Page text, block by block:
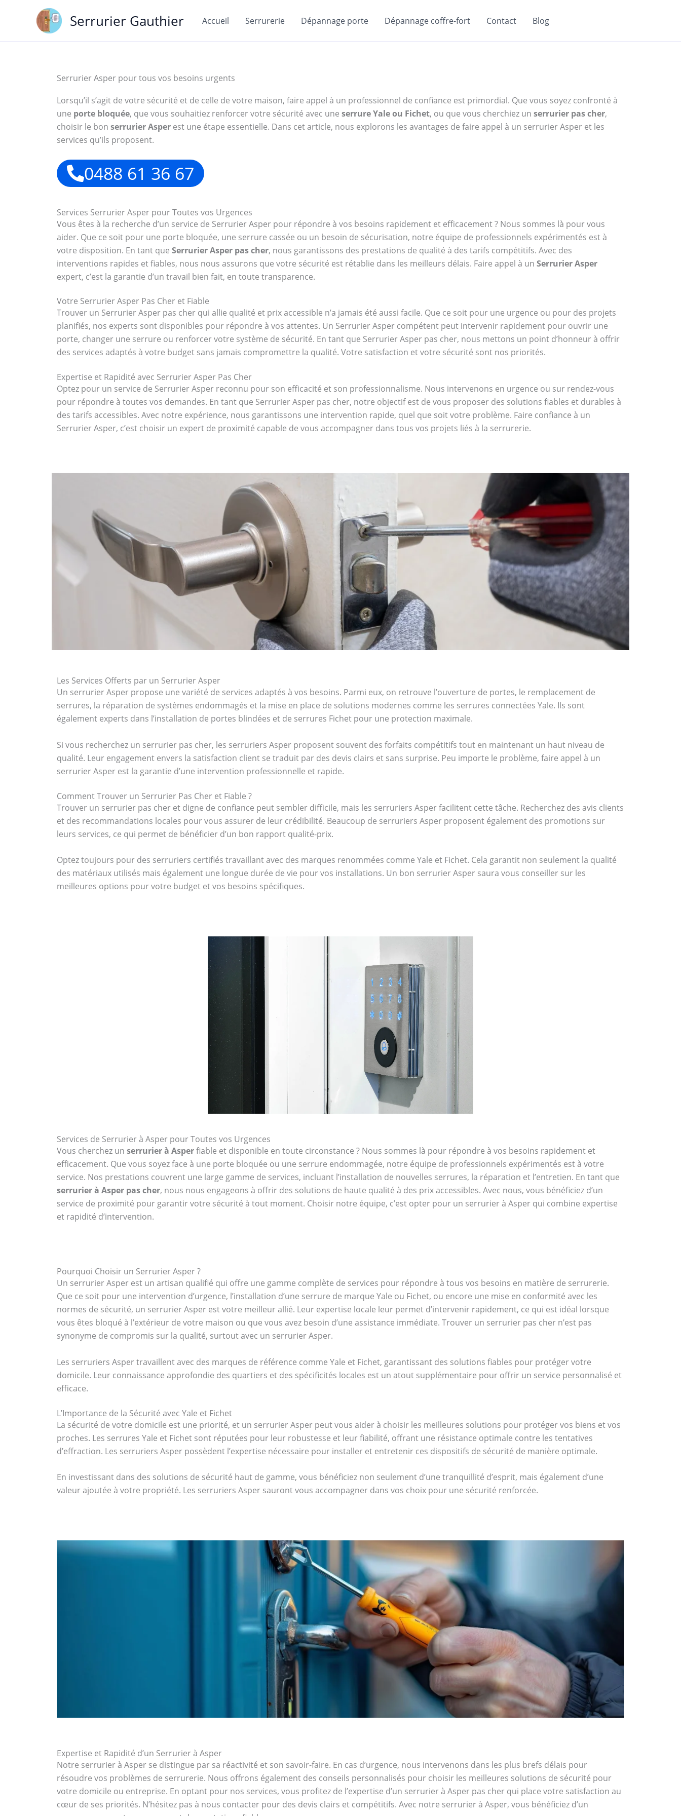
Serrurier Gauthier Accueil Serrurerie Dépannage porte Dépannage coffre-fort Contact Blog
Serrurier Asper pour tous vos besoins urgents
Lorsqu’il s’agit de votre sécurité et de celle de votre maison, faire appel à un professionnel de confiance est primordial. Que vous soyez confronté à
une porte bloquée, que vous souhaitiez renforcer votre sécurité avec une serrure Yale ou Fichet, ou que vous cherchiez un serrurier pas cher,
choisir le bon serrurier Asper est une étape essentielle. Dans cet article, nous explorons les avantages de faire appel à un serrurier Asper et les
services qu’ils proposent.
0488 61 36 67
Services Serrurier Asper pour Toutes vos Urgences
Vous êtes à la recherche d’un service de Serrurier Asper pour répondre à vos besoins rapidement et efficacement ? Nous sommes là pour vous
aider. Que ce soit pour une porte bloquée, une serrure cassée ou un besoin de sécurisation, notre équipe de professionnels expérimentés est à
votre disposition. En tant que Serrurier Asper pas cher, nous garantissons des prestations de qualité à des tarifs compétitifs. Avec des
interventions rapides et fiables, nous nous assurons que votre sécurité est rétablie dans les meilleurs délais. Faire appel à un Serrurier Asper
expert, c’est la garantie d’un travail bien fait, en toute transparence.
Votre Serrurier Asper Pas Cher et Fiable
Trouver un Serrurier Asper pas cher qui allie qualité et prix accessible n’a jamais été aussi facile. Que ce soit pour une urgence ou pour des projets
planifiés, nos experts sont disponibles pour répondre à vos attentes. Un Serrurier Asper compétent peut intervenir rapidement pour ouvrir une
porte, changer une serrure ou renforcer votre système de sécurité. En tant que Serrurier Asper pas cher, nous mettons un point d’honneur à offrir
des services adaptés à votre budget sans jamais compromettre la qualité. Votre satisfaction et votre sécurité sont nos priorités.
Expertise et Rapidité avec Serrurier Asper Pas Cher
Optez pour un service de Serrurier Asper reconnu pour son efficacité et son professionnalisme. Nous intervenons en urgence ou sur rendez-vous
pour répondre à toutes vos demandes. En tant que Serrurier Asper pas cher, notre objectif est de vous proposer des solutions fiables et durables à
des tarifs accessibles. Avec notre expérience, nous garantissons une intervention rapide, quel que soit votre problème. Faire confiance à un
Serrurier Asper, c’est choisir un expert de proximité capable de vous accompagner dans tous vos projets liés à la serrurerie.
Les Services Offerts par un Serrurier Asper
Un serrurier Asper propose une variété de services adaptés à vos besoins. Parmi eux, on retrouve l’ouverture de portes, le remplacement de
serrures, la réparation de systèmes endommagés et la mise en place de solutions modernes comme les serrures connectées Yale. Ils sont
également experts dans l’installation de portes blindées et de serrures Fichet pour une protection maximale.
Si vous recherchez un serrurier pas cher, les serruriers Asper proposent souvent des forfaits compétitifs tout en maintenant un haut niveau de
qualité. Leur engagement envers la satisfaction client se traduit par des devis clairs et sans surprise. Peu importe le problème, faire appel à un
serrurier Asper est la garantie d’une intervention professionnelle et rapide.
Comment Trouver un Serrurier Pas Cher et Fiable ?
Trouver un serrurier pas cher et digne de confiance peut sembler difficile, mais les serruriers Asper facilitent cette tâche. Recherchez des avis clients
et des recommandations locales pour vous assurer de leur crédibilité. Beaucoup de serruriers Asper proposent également des promotions sur
leurs services, ce qui permet de bénéficier d’un bon rapport qualité-prix.
Optez toujours pour des serruriers certifiés travaillant avec des marques renommées comme Yale et Fichet. Cela garantit non seulement la qualité
des matériaux utilisés mais également une longue durée de vie pour vos installations. Un bon serrurier Asper saura vous conseiller sur les
meilleures options pour votre budget et vos besoins spécifiques.
Services de Serrurier à Asper pour Toutes vos Urgences
Vous cherchez un serrurier à Asperfiable et disponible en toute circonstance ? Nous sommes là pour répondre à vos besoins rapidement et
efficacement. Que vous soyez face à une porte bloquée ou une serrure endommagée, notre équipe de professionnels expérimentés est à votre
service. Nos prestations couvrent une large gamme de services, incluant l’installation de nouvelles serrures, la réparation et l’entretien. En tant que
serrurier à Asper pas cher, nous nous engageons à offrir des solutions de haute qualité à des prix accessibles. Avec nous, vous bénéficiez d’un
service de proximité pour garantir votre sécurité à tout moment. Choisir notre équipe, c’est opter pour un serrurier à Asper qui combine expertise
et rapidité d’intervention.
Pourquoi Choisir un Serrurier Asper ?
Un serrurier Asper est un artisan qualifié qui offre une gamme complète de services pour répondre à tous vos besoins en matière de serrurerie.
Que ce soit pour une intervention d’urgence, l’installation d’une serrure de marque Yale ou Fichet, ou encore une mise en conformité avec les
normes de sécurité, un serrurier Asper est votre meilleur allié. Leur expertise locale leur permet d’intervenir rapidement, ce qui est idéal lorsque
vous êtes bloqué à l’extérieur de votre maison ou que vous avez besoin d’une assistance immédiate. Trouver un serrurier pas cher n’est pas
synonyme de compromis sur la qualité, surtout avec un serrurier Asper.
Les serruriers Asper travaillent avec des marques de référence comme Yale et Fichet, garantissant des solutions fiables pour protéger votre
domicile. Leur connaissance approfondie des quartiers et des spécificités locales est un atout supplémentaire pour offrir un service personnalisé et
efficace.
L’Importance de la Sécurité avec Yale et Fichet
La sécurité de votre domicile est une priorité, et un serrurier Asper peut vous aider à choisir les meilleures solutions pour protéger vos biens et vos
proches. Les serrures Yale et Fichet sont réputées pour leur robustesse et leur fiabilité, offrant une résistance optimale contre les tentatives
d’effraction. Les serruriers Asper possèdent l’expertise nécessaire pour installer et entretenir ces dispositifs de sécurité de manière optimale.
En investissant dans des solutions de sécurité haut de gamme, vous bénéficiez non seulement d’une tranquillité d’esprit, mais également d’une
valeur ajoutée à votre propriété. Les serruriers Asper sauront vous accompagner dans vos choix pour une sécurité renforcée.
Expertise et Rapidité d’un Serrurier à Asper
Notre serrurier à Asper se distingue par sa réactivité et son savoir-faire. En cas d’urgence, nous intervenons dans les plus brefs délais pour
résoudre vos problèmes de serrurerie. Nous offrons également des conseils personnalisés pour choisir les meilleures solutions de sécurité pour
votre domicile ou entreprise. En optant pour nos services, vous profitez de l’expertise d’un serrurier à Asper pas cher qui place votre satisfaction au
cœur de ses priorités. N’hésitez pas à nous contacter pour des devis clairs et compétitifs. Avec notre serrurier à Asper, vous bénéficiez d’un